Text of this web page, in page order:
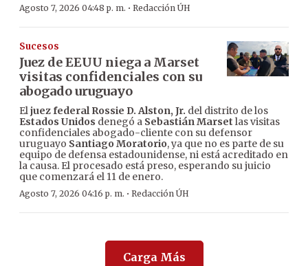
Agosto 7, 2026 04:48 p. m. · Redacción ÚH
Sucesos
Juez de EEUU niega a Marset
visitas confidenciales con su
abogado uruguayo
Eljuez federal Rossie D. Alston, Jr. del distrito de los
Estados Unidos denegó a Sebastián Marset las visitas
confidenciales abogado-cliente con su defensor
uruguayo Santiago Moratorio, ya que no es parte de su
equipo de defensa estadounidense, ni está acreditado en
la causa. El procesado está preso, esperando su juicio
que comenzará el 11 de enero.
Agosto 7, 2026 04:16 p. m. · Redacción ÚH
Carga Más